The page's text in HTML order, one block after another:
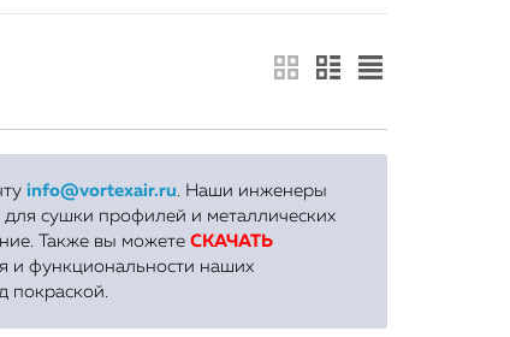
info@vortexair.ru. Наши инженеры
сушки профилей и металлических
Также вы можете СКАЧАТЬ
и функциональности наших
покраской.